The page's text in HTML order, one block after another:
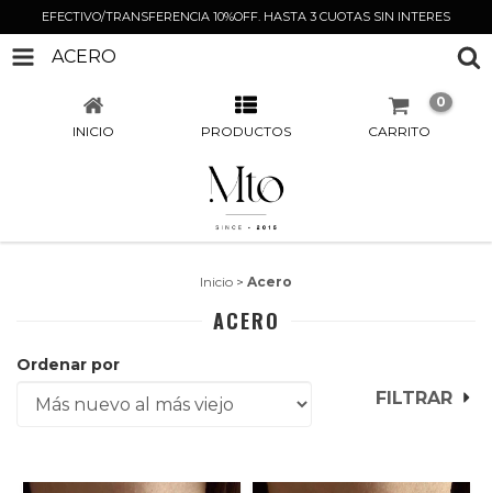
EFECTIVO/TRANSFERENCIA 10%OFF. HASTA 3 CUOTAS SIN INTERES
ACERO
INICIO PRODUCTOS CARRITO
0
Inicio > Acero
ACERO
Ordenar por
FILTRAR